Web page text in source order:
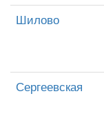
Шилово
Сергеевская